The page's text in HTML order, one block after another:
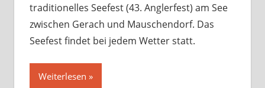
traditionelles Seefest (43. Anglerfest) am See
zwischen Gerach und Mauschendorf. Das
Seefest findet bei jedem Wetter statt.
Weiterlesen